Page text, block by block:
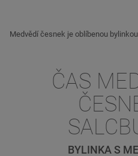
Medvědí česnek je oblíbenou
ČAS
BYLINKA S